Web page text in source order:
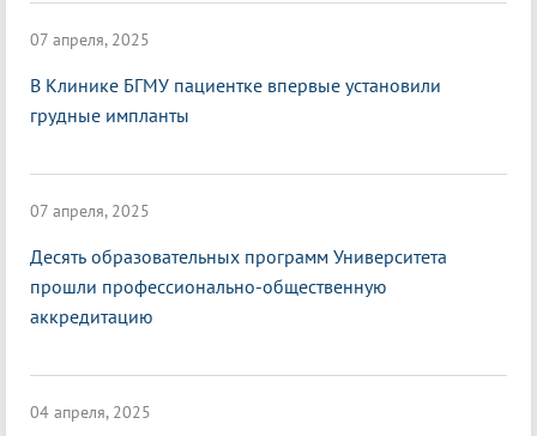
07 апреля, 2025
В Клинике БГМУ пациентке впервые установили
грудные импланты
07 апреля, 2025
Десять образовательных программ Университета
прошли профессионально-общественную
аккредитацию
04 апреля, 2025